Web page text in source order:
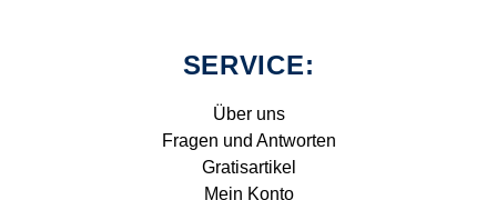
SERVICE:
Über uns
Fragen und Antworten
Gratisartikel
Mein Konto